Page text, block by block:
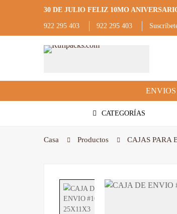
30 DE JULIO FELIZ 10MO
922 295 403 922 295 403
CATEGORÍAS
Casa Productos CAJAS PARA